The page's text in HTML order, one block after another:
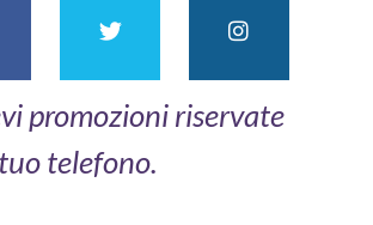
promozioni riservate
telefono.